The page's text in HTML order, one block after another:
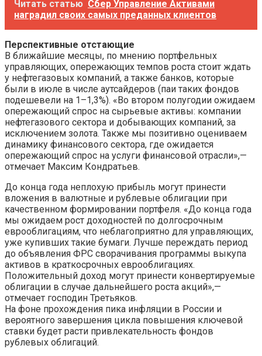
Читать статью Сбер Управление Активами
наградил своих самых преданных клиентов
Перспективные отстающие
В ближайшие месяцы, по мнению портфельных
управляющих, опережающих темпов роста стоит ждать
у нефтегазовых компаний, а также банков, которые
были в июле в числе аутсайдеров (паи таких фондов
подешевели на 1–1,3%). «Во втором полугодии ожидаем
опережающий спрос на сырьевые активы: компании
нефтегазового сектора и добывающих компаний, за
исключением золота. Также мы позитивно оцениваем
динамику финансового сектора, где ожидается
опережающий спрос на услуги финансовой отрасли»,—
отмечает Максим Кондратьев.
До конца года неплохую прибыль могут принести
вложения в валютные и рублевые облигации при
качественном формировании портфеля. «До конца года
мы ожидаем рост доходностей по долгосрочным
еврооблигациям, что неблагоприятно для управляющих,
уже купивших такие бумаги. Лучше переждать период
до объявления ФРС сворачивания программы выкупа
активов в краткосрочных еврооблигациях.
Положительный доход могут принести конвертируемые
облигации в случае дальнейшего роста акций»,—
отмечает господин Третьяков.
На фоне прохождения пика инфляции в России и
вероятного завершения цикла повышения ключевой
ставки будет расти привлекательность фондов
рублевых облигаций.